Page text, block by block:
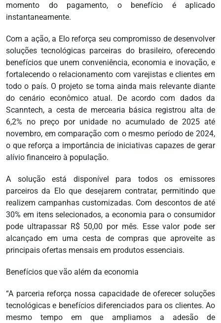
momento do pagamento, o benefício é aplicado
instantaneamente.
Com a ação, a Elo reforça seu compromisso de desenvolver
soluções tecnológicas parceiras do brasileiro, oferecendo
benefícios que unem conveniência, economia e inovação, e
fortalecendo o relacionamento com varejistas e clientes em
todo o país. O projeto se torna ainda mais relevante diante
do cenário econômico atual. De acordo com dados da
Scanntech, a cesta de mercearia básica registrou alta de
6,2% no preço por unidade no acumulado de 2025 até
novembro, em comparação com o mesmo período de 2024,
o que reforça a importância de iniciativas capazes de gerar
alívio financeiro à população.
A solução está disponível para todos os emissores
parceiros da Elo que desejarem contratar, permitindo que
realizem campanhas customizadas. Com descontos de até
30% em itens selecionados, a economia para o consumidor
pode ultrapassar R$ 50,00 por mês. Esse valor pode ser
alcançado em uma cesta de compras que aproveite as
principais ofertas mensais em produtos essenciais.
Benefícios que vão além da economia
“A parceria reforça nossa capacidade de oferecer soluções
tecnológicas e benefícios diferenciados para os clientes. Ao
mesmo tempo em que ampliamos a adesão de